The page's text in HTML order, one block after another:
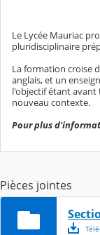
Le Lycée Mauriac
pluridisciplinaire
La formation croise
anglais, et un
l'objectif étant avant
nouveau contexte.
Pour plus
Pièces jointes